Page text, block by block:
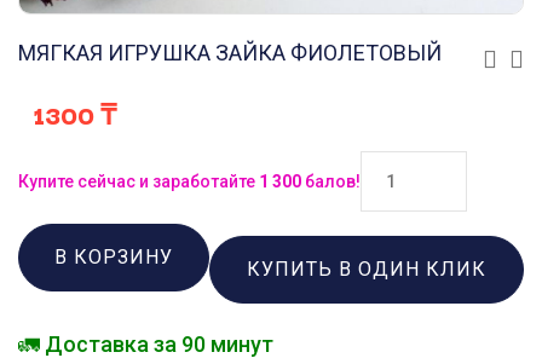
МЯГКАЯ ИГРУШКА ЗАЙКА ФИОЛЕТОВЫЙ
1300₸
Купите сейчас и заработайте 1 300 балов!
В КОРЗИНУ
КУПИТЬ В ОДИН КЛИК
🚛 Доставка за 90 минут